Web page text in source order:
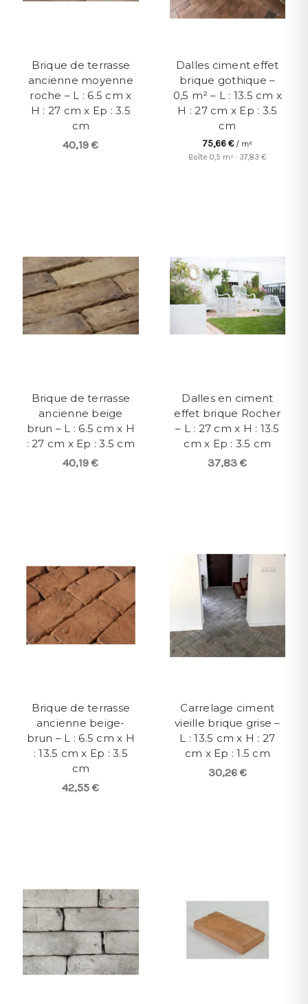
Brique de terrasse
ancienne moyenne
roche – L : 6.5 cm x
H : 27 cm x Ep : 3.5
cm
40,19 €
Dalles ciment effet
brique gothique –
0,5 m² – L : 13.5 cm x
H : 27 cm x Ep : 3.5
cm
75,66 € / m²
Boîte 0,5 m² · 37,83 €
Brique de terrasse
ancienne beige
brun – L : 6.5 cm x H
: 27 cm x Ep : 3.5 cm
40,19 €
Dalles en ciment
effet brique Rocher
– L : 27 cm x H : 13.5
cm x Ep : 3.5 cm
37,83 €
Brique de terrasse
ancienne beige-
brun – L : 6.5 cm x H
: 13.5 cm x Ep : 3.5
cm
42,55 €
Carrelage ciment
vieille brique grise –
L : 13.5 cm x H : 27
cm x Ep : 1.5 cm
30,26 €